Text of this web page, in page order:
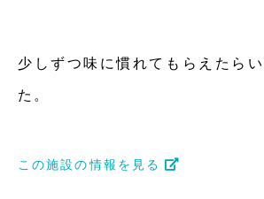
少しずつ味に慣れてもらえたら
た。
この施設の情報を見る